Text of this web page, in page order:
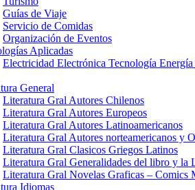
Guías de Viaje
Servicio de Comidas
Organización de Eventos
Aplicadas
Electricidad Electrónica Tecnología Energía
General
Literatura Gral Autores Chilenos
Literatura Gral Autores Europeos
Literatura Gral Autores Latinoamericanos
Literatura Gral Autores norteamericanos y
Literatura Gral Clasicos Griegos Latinos
Literatura Gral Generalidades del libro y la
Literatura Gral Novelas Graficas – Comics
Idiomas